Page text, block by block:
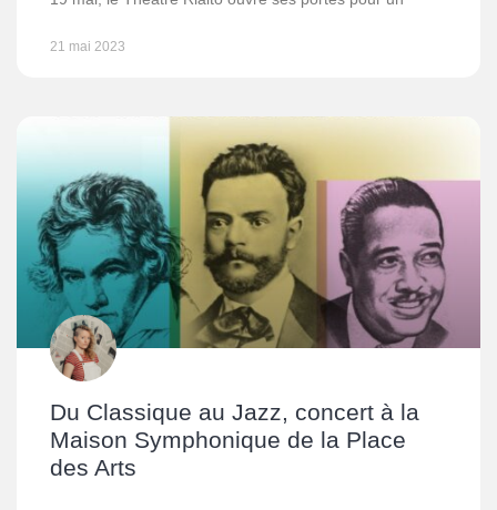
21 mai 2023
Du Classique au Jazz, concert à la
Maison Symphonique de la Place
des Arts